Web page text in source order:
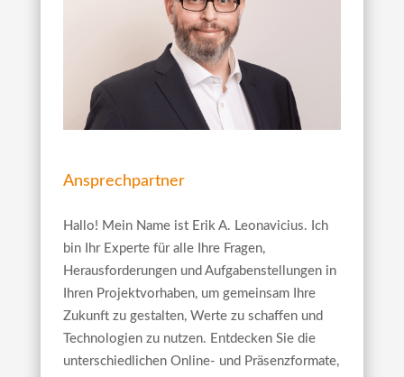
Ansprechpartner
Hallo! Mein Name ist Erik A. Leonavicius. Ich
bin Ihr Experte für alle Ihre Fragen,
Herausforderungen und Aufgabenstellungen in
Ihren Projektvorhaben, um gemeinsam Ihre
Zukunft zu gestalten, Werte zu schaffen und
Technologien zu nutzen. Entdecken Sie die
unterschiedlichen Online- und Präsenzformate,